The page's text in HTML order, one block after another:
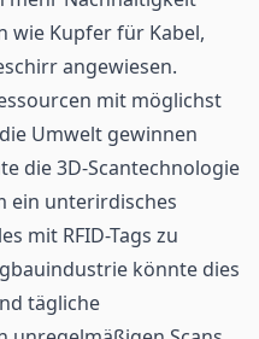
wie Kupfer für Kabel,
angewiesen.
mit möglichst
Umwelt gewinnen
die 3D-Scantechnologie
ein unterirdisches
mit RFID-Tags zu
könnte dies
tägliche